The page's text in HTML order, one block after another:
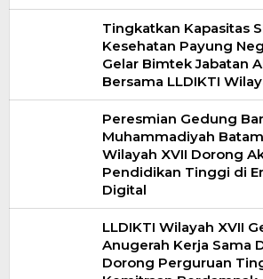
Tingkatkan Kapasitas
Kesehatan Payung
Gelar Bimtek Jabatan
Bersama LLDIKTI
Peresmian Gedung
Muhammadiyah
Wilayah XVII Dorong
Pendidikan Tinggi di
Digital
LLDIKTI Wilayah XVII
Anugerah Kerja Sama
Dorong Perguruan